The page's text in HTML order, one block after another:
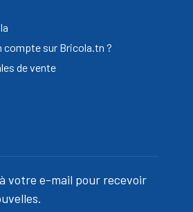
compte sur Bricola.tn ?
de vente
votre e-mail pour recevoir